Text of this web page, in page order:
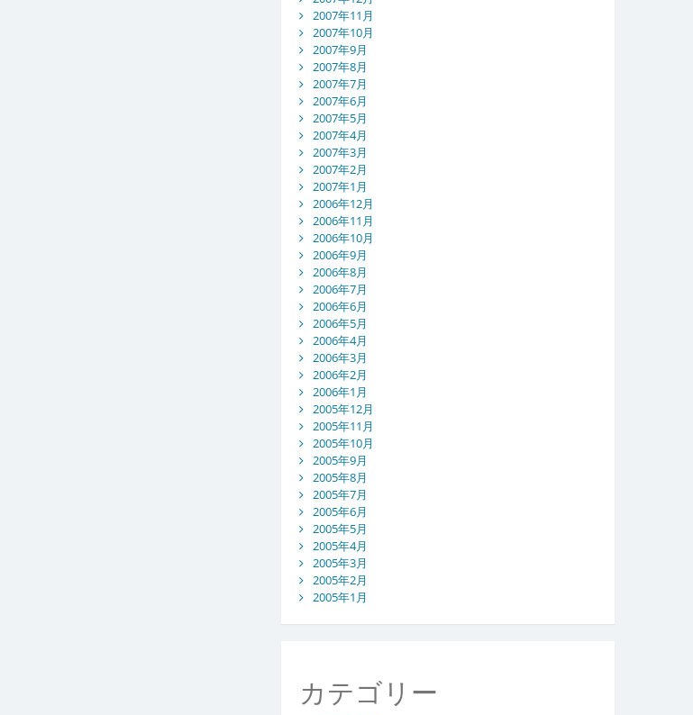
2007年11月
2007年10月
2007年9月
2007年8月
2007年7月
2007年6月
2007年5月
2007年4月
2007年3月
2007年2月
2007年1月
2006年12月
2006年11月
2006年10月
2006年9月
2006年8月
2006年7月
2006年6月
2006年5月
2006年4月
2006年3月
2006年2月
2006年1月
2005年12月
2005年11月
2005年10月
2005年9月
2005年8月
2005年7月
2005年6月
2005年5月
2005年4月
2005年3月
2005年2月
2005年1月
カテゴリー